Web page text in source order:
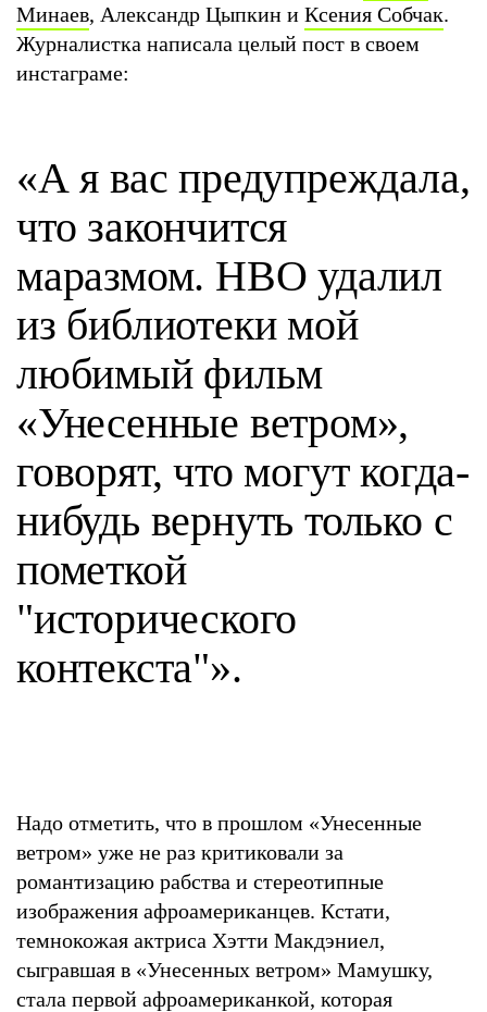
Минаев, Александр Цыпкин и Ксения Собчак.
Журналистка написала целый пост в своем
инстаграме:
«А я вас предупреждала,
что закончится
маразмом. HBO удалил
из библиотеки мой
любимый фильм
«Унесенные ветром»,
говорят, что могут когда-
нибудь вернуть только с
пометкой
"исторического
контекста"».
Надо отметить, что в прошлом «Унесенные
ветром» уже не раз критиковали за
романтизацию рабства и стереотипные
изображения афроамериканцев. Кстати,
темнокожая актриса Хэтти Макдэниел,
сыгравшая в «Унесенных ветром» Мамушку,
стала первой афроамериканкой, которая